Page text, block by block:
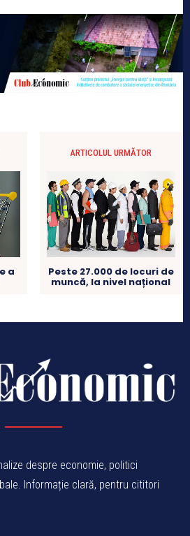
a
ARTICOLUL URMĂTOR
Peste 27.000 de locuri de
muncă, la nivel național
despre economie, politici
Informație clară, pentru cititori